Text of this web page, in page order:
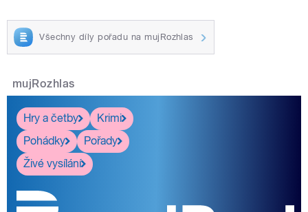
Všechny díly pořadu na mujRozhlas
mujRozhlas
Hry a četby
Krimi
Pohádky
Pořady
Živé vysílání